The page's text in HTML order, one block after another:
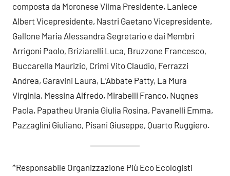
composta da Moronese Vilma Presidente, Laniece
Albert Vicepresidente, Nastri Gaetano Vicepresidente,
Gallone Maria Alessandra Segretario e dai Membri
Arrigoni Paolo, Briziarelli Luca, Bruzzone Francesco,
Buccarella Maurizio, Crimi Vito Claudio, Ferrazzi
Andrea, Garavini Laura, L’Abbate Patty, La Mura
Virginia, Messina Alfredo, Mirabelli Franco, Nugnes
Paola, Papatheu Urania Giulia Rosina, Pavanelli Emma,
Pazzaglini Giuliano, Pisani Giuseppe, Quarto Ruggiero.
*Responsabile Organizzazione Più Eco Ecologisti